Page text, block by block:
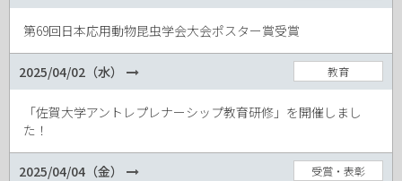
第69回日本応用動物昆虫学会大会ポスター賞受賞
2025/04/02（水）
「佐賀大学アントレプレナーシップ教育研修」を開催しまし
た！
教育
2025/04/04（金） 受賞・表彰